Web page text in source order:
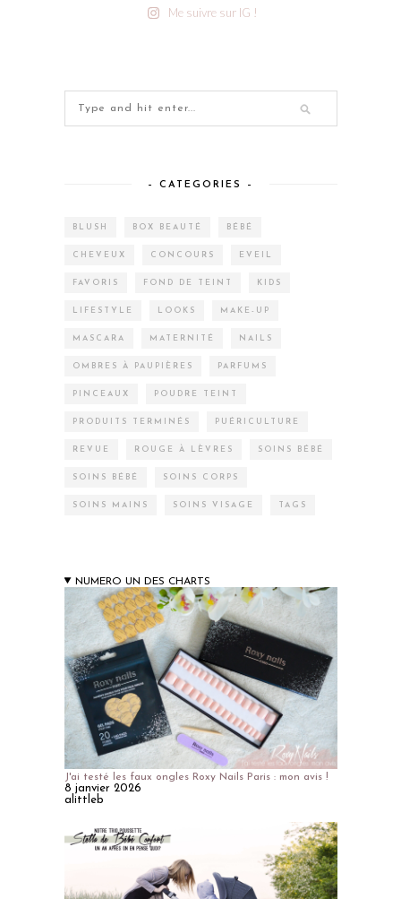
Me suivre sur IG !
– CATEGORIES –
BLUSH BOX BEAUTÉ BÉBÉ
CHEVEUX CONCOURS EVEIL
FAVORIS FOND DE TEINT KIDS
LIFESTYLE LOOKS MAKE-UP
MASCARA MATERNITÉ NAILS
OMBRES À PAUPIÈRES PARFUMS
PINCEAUX POUDRE TEINT
PRODUITS TERMINÉS PUÉRICULTURE
REVUE ROUGE À LÈVRES SOINS BÉBÉ
SOINS BÉBÉ SOINS CORPS
SOINS MAINS SOINS VISAGE TAGS
NUMERO UN DES CHARTS
J'ai testé les faux ongles Roxy Nails Paris : mon avis !
8 janvier 2026
alittleb